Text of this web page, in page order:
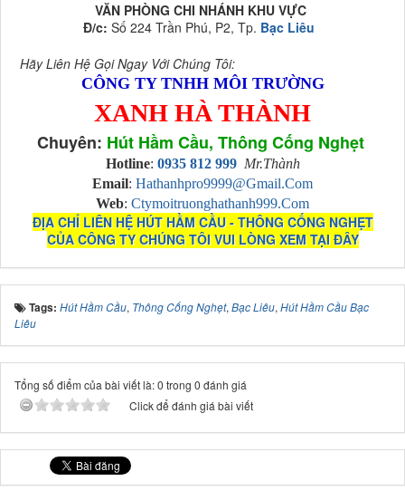
VĂN PHÒNG CHI NHÁNH KHU VỰC
Đ/c: Số 224 Trần Phú, P2, Tp. Bạc Liêu
Hãy Liên Hệ Gọi Ngay Với Chúng Tôi:
CÔNG TY TNHH MÔI TRƯỜNG
XANH HÀ THÀNH
Chuyên: Hút Hầm Cầu, Thông Cống Nghẹt
Hotline: 0935 812 999 Mr.Thành
Email: Hathanhpro9999@gmail.com
Web: Ctymoitruonghathanh999.com
ĐỊA CHỈ LIÊN HỆ HÚT HẦM CẦU - THÔNG CỐNG NGHẸT
CỦA CÔNG TY CHÚNG TÔI VUI LÒNG XEM TẠI ĐÂY
Tags: Hút Hầm Cầu, Thông Cống Nghẹt, Bạc Liêu, Hút Hầm Cầu Bạc
Liêu
Tổng số điểm của bài viết là: 0 trong 0 đánh giá
Click để đánh giá bài viết